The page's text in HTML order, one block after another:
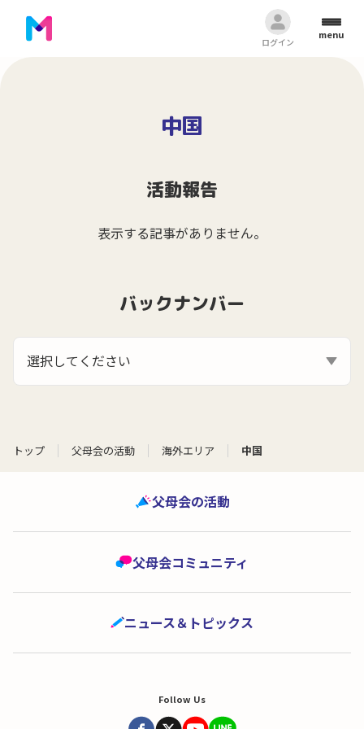
ログイン
menu
中国
活動報告
表示する記事がありません。
バックナンバー
選択してください
トップ 父母会の活動 海外エリア 中国
父母会の活動
父母会コミュニティ
ニュース＆トピックス
Follow Us